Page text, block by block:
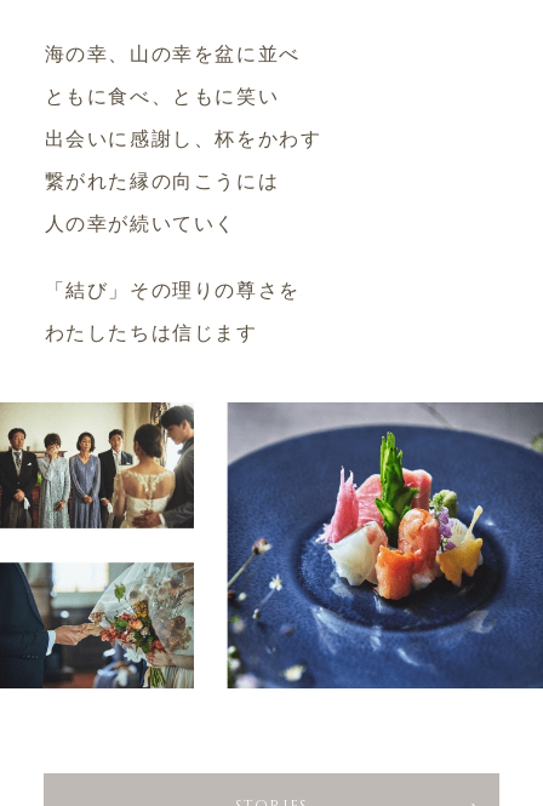
海の幸、山の幸を盆に並べ
ともに食べ、ともに笑い
出会いに感謝し、杯をかわす
繋がれた縁の向こうには
人の幸が続いていく
「結び」その理りの尊さを
わたしたちは信じます